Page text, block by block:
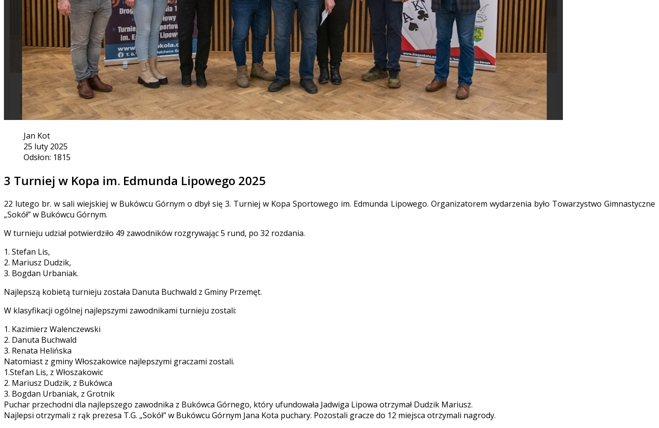
Jan Kot
25 luty 2025
Odsłon: 1815
3 Turniej w Kopa im. Edmunda Lipowego 2025
22 lutego br. w sali wiejskiej w Bukówcu Górnym o dbył się 3. Turniej w Kopa Sportowego im. Edmunda Lipowego. Organizatorem wydarzenia było Towarzystwo Gimnastyczne
„Sokół” w Bukówcu Górnym.
W turnieju udział potwierdziło 49 zawodników rozgrywając 5 rund, po 32 rozdania.
1. Stefan Lis,
2. Mariusz Dudzik,
3. Bogdan Urbaniak.
Najlepszą kobietą turnieju została Danuta Buchwald z Gminy Przemęt.
W klasyfikacji ogólnej najlepszymi zawodnikami turnieju zostali:
1. Kazimierz Walenczewski
2. Danuta Buchwald
3. Renata Helińska
Natomiast z gminy Włoszakowice najlepszymi graczami zostali.
1.Stefan Lis, z Włoszakowic
2. Mariusz Dudzik, z Bukówca
3. Bogdan Urbaniak, z Grotnik
Puchar przechodni dla najlepszego zawodnika z Bukówca Górnego, który ufundowała Jadwiga Lipowa otrzymał Dudzik Mariusz.
Najlepsi otrzymali z rąk prezesa T.G. „Sokół” w Bukówcu Górnym Jana Kota puchary. Pozostali gracze do 12 miejsca otrzymali nagrody.